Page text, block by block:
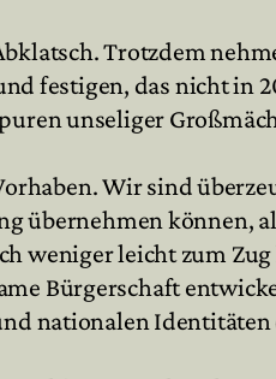
Trotzdem
festigen, das nicht in
unseliger
Wir sind
übernehmen können,
weniger leicht zum
Bürgerschaft
nationalen